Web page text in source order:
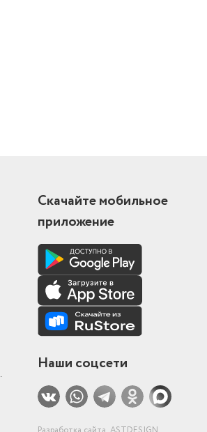
.
Скачайте мобильное
приложение
Наши соцсети